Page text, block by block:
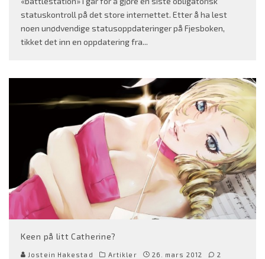
statuskontroll på det store internettet. Etter å ha lest
noen unødvendige statusoppdateringer på Fjesboken,
tikket det inn en oppdatering fra...
Keen på litt Catherine?
Jostein Hakestad Artikler 26. mars 2012 2